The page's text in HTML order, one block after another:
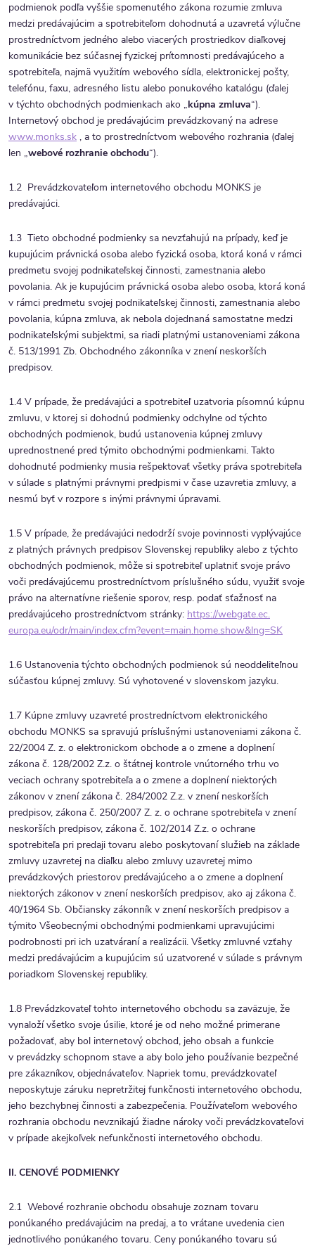
podmienok podľa vyššie spomenutého zákona rozumie zmluva
medzi predávajúcim a spotrebiteľom dohodnutá a uzavretá výlučne
prostredníctvom jedného alebo viacerých prostriedkov diaľkovej
komunikácie bez súčasnej fyzickej prítomnosti predávajúceho a
spotrebiteľa, najmä využitím webového sídla, elektronickej pošty,
telefónu, faxu, adresného listu alebo ponukového katalógu (ďalej
v týchto obchodných podmienkach ako „kúpna zmluva“).
Internetový obchod je predávajúcim prevádzkovaný na adrese
www.monks.sk , a to prostredníctvom webového rozhrania (ďalej
len „webové rozhranie obchodu“).
1.2 Prevádzkovateľom internetového obchodu MONKS je
predávajúci.
1.3 Tieto obchodné podmienky sa nevzťahujú na prípady, keď je
kupujúcim právnická osoba alebo fyzická osoba, ktorá koná v rámci
predmetu svojej podnikateľskej činnosti, zamestnania alebo
povolania. Ak je kupujúcim právnická osoba alebo osoba, ktorá koná
v rámci predmetu svojej podnikateľskej činnosti, zamestnania alebo
povolania, kúpna zmluva, ak nebola dojednaná samostatne medzi
podnikateľskými subjektmi, sa riadi platnými ustanoveniami zákona
č. 513/1991 Zb. Obchodného zákonníka v znení neskorších
predpisov.
1.4 V prípade, že predávajúci a spotrebiteľ uzatvoria písomnú kúpnu
zmluvu, v ktorej si dohodnú podmienky odchylne od týchto
obchodných podmienok, budú ustanovenia kúpnej zmluvy
uprednostnené pred týmito obchodnými podmienkami. Takto
dohodnuté podmienky musia rešpektovať všetky práva spotrebiteľa
v súlade s platnými právnymi predpismi v čase uzavretia zmluvy, a
nesmú byť v rozpore s inými právnymi úpravami.
1.5 V prípade, že predávajúci nedodrží svoje povinnosti vyplývajúce
z platných právnych predpisov Slovenskej republiky alebo z týchto
obchodných podmienok, môže si spotrebiteľ uplatniť svoje právo
voči predávajúcemu prostredníctvom príslušného súdu, využiť svoje
právo na alternatívne riešenie sporov, resp. podať sťažnosť na
predávajúceho prostredníctvom stránky: https://webgate.ec.
europa.eu/odr/main/index.cfm?event=main.home.show&lng=SK
1.6 Ustanovenia týchto obchodných podmienok sú neoddeliteľnou
súčasťou kúpnej zmluvy. Sú vyhotovené v slovenskom jazyku.
1.7 Kúpne zmluvy uzavreté prostredníctvom elektronického
obchodu MONKS sa spravujú príslušnými ustanoveniami zákona č.
22/2004 Z. z. o elektronickom obchode a o zmene a doplnení
zákona č. 128/2002 Z.z. o štátnej kontrole vnútorného trhu vo
veciach ochrany spotrebiteľa a o zmene a doplnení niektorých
zákonov v znení zákona č. 284/2002 Z.z. v znení neskorších
predpisov, zákona č. 250/2007 Z. z. o ochrane spotrebiteľa v znení
neskorších predpisov, zákona č. 102/2014 Z.z. o ochrane
spotrebiteľa pri predaji tovaru alebo poskytovaní služieb na základe
zmluvy uzavretej na diaľku alebo zmluvy uzavretej mimo
prevádzkových priestorov predávajúceho a o zmene a doplnení
niektorých zákonov v znení neskorších predpisov, ako aj zákona č.
40/1964 Sb. Občiansky zákonník v znení neskorších predpisov a
týmito Všeobecnými obchodnými podmienkami upravujúcimi
podrobnosti pri ich uzatváraní a realizácii. Všetky zmluvné vzťahy
medzi predávajúcim a kupujúcim sú uzatvorené v súlade s právnym
poriadkom Slovenskej republiky.
1.8 Prevádzkovateľ tohto internetového obchodu sa zaväzuje, že
vynaloží všetko svoje úsilie, ktoré je od neho možné primerane
požadovať, aby bol internetový obchod, jeho obsah a funkcie
v prevádzky schopnom stave a aby bolo jeho používanie bezpečné
pre zákazníkov, objednávateľov. Napriek tomu, prevádzkovateľ
neposkytuje záruku nepretržitej funkčnosti internetového obchodu,
jeho bezchybnej činnosti a zabezpečenia. Používateľom webového
rozhrania obchodu nevznikajú žiadne nároky voči prevádzkovateľovi
v prípade akejkoľvek nefunkčnosti internetového obchodu.
II. CENOVÉ PODMIENKY
2.1 Webové rozhranie obchodu obsahuje zoznam tovaru
ponúkaného predávajúcim na predaj, a to vrátane uvedenia cien
jednotlivého ponúkaného tovaru. Ceny ponúkaného tovaru sú